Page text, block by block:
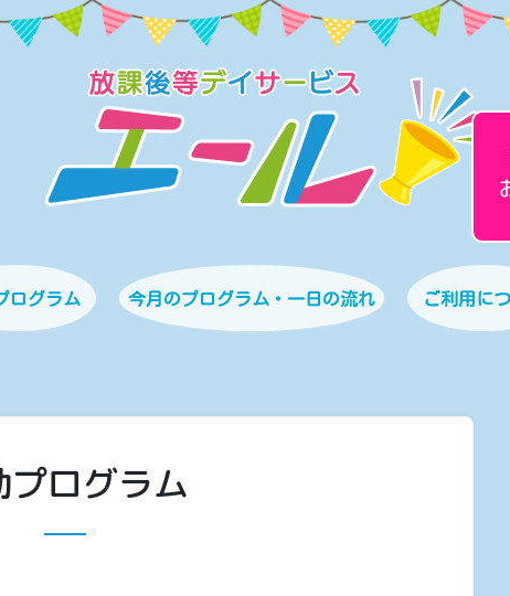
ログラム 今月のプログラム・一日の流れ ご利用に
プログラム